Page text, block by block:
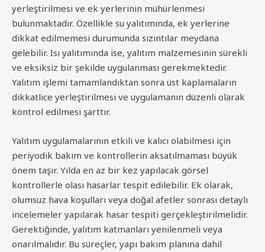
yerleştirilmesi ve ek yerlerinin mühürlenmesi
bulunmaktadır. Özellikle su yalıtımında, ek yerlerine
dikkat edilmemesi durumunda sızıntılar meydana
gelebilir. Isı yalıtımında ise, yalıtım malzemesinin sürekli
ve eksiksiz bir şekilde uygulanması gerekmektedir.
Yalıtım işlemi tamamlandıktan sonra üst kaplamaların
dikkatlice yerleştirilmesi ve uygulamanın düzenli olarak
kontrol edilmesi şarttır.
Yalıtım uygulamalarının etkili ve kalıcı olabilmesi için
periyodik bakım ve kontrollerin aksatılmaması büyük
önem taşır. Yılda en az bir kez yapılacak görsel
kontrollerle olası hasarlar tespit edilebilir. Ek olarak,
olumsuz hava koşulları veya doğal afetler sonrası detaylı
incelemeler yapılarak hasar tespiti gerçekleştirilmelidir.
Gerektiğinde, yalıtım katmanları yenilenmeli veya
onarılmalıdır. Bu süreçler, yapı bakım planına dahil